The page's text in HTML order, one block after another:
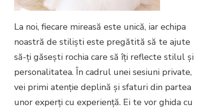
La noi, fiecare mireasă este unică, iar echipa
noastră de stiliști este pregătită să te ajute
să-ți găsești rochia care să îți reflecte stilul și
personalitatea. În cadrul unei sesiuni private,
vei primi atenție deplină și sfaturi din partea
unor experți cu experiență. Ei te vor ghida cu